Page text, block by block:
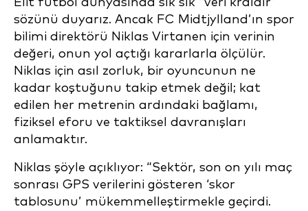
sözünü duyarız. Ancak FC Midtjylland’ın spor
bilimi direktörü Niklas Virtanen için verinin
değeri, onun yol açtığı kararlarla ölçülür.
Niklas için asıl zorluk, bir oyuncunun ne
kadar koştuğunu takip etmek değil; kat
edilen her metrenin ardındaki bağlamı,
fiziksel eforu ve taktiksel davranışları
anlamaktır.
Niklas şöyle açıklıyor: “Sektör, son on yılı maç
sonrası GPS verilerini gösteren ‘skor
tablosunu’ mükemmelleştirmekle geçirdi.